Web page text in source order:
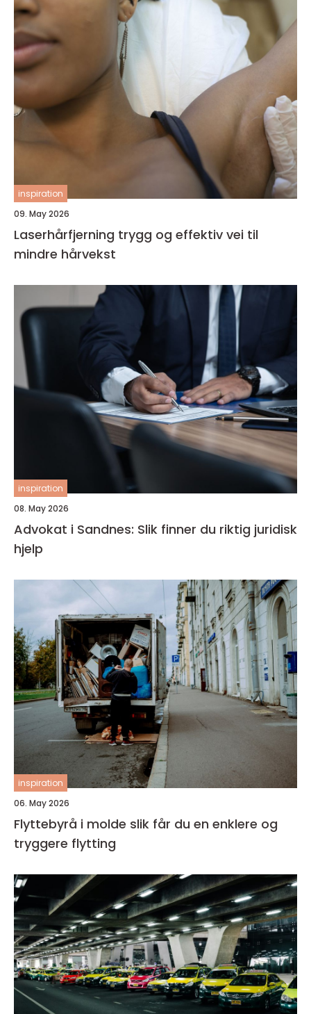
inspiration
09. May 2026
Laserhårfjerning trygg og effektiv vei til
mindre hårvekst
inspiration
08. May 2026
Advokat i Sandnes: Slik finner du riktig juridisk
hjelp
inspiration
06. May 2026
Flyttebyrå i molde slik får du en enklere og
tryggere flytting